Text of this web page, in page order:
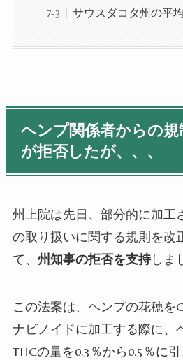
サウスダコタ州の平
ヘンプ関係者からの
が拒否したが、、、
州上院は先日、部分的に加工
の取り扱いに関する規則を改
て、 州知事の拒否を支持しま
この法案は、ヘンプの花穂を
ナビノイドに加工する際に、
THCの量を0.3 ％から0.5 ％に